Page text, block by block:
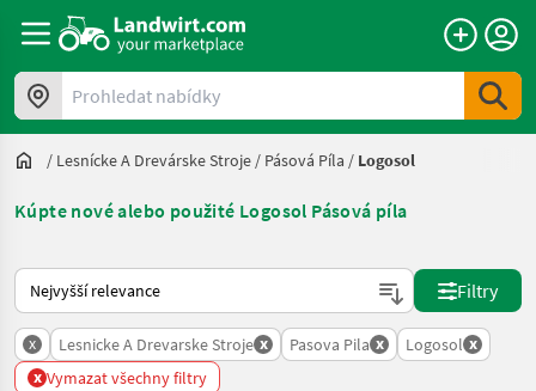
Prohledat nabídky
/ Lesnícke A Drevárske Stroje / Pásová Píla / Logosol
Kúpte nové alebo použité Logosol Pásová píla
Takto se řadí nabídky na Landwirt.com
Filtry
x Lesnicke A Drevarske Stroje x Pasova Pila x Logosol x
x Vymazat všechny filtry